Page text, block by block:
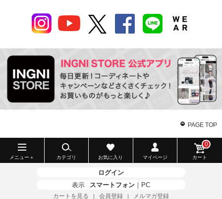
PAGE TOP
メニュー＋ カテゴリ お気に入り マイページ カート
0
ログイン
表示
スマートフォン ｜ PC
カートを見る 会員登録 メルマガ登録